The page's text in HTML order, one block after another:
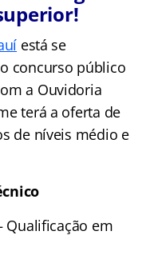
está se
concurso público
a Ouvidoria
terá a oferta de
de níveis médio e
Qualificação em